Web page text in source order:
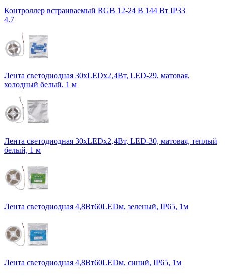
Контроллер встраиваемый RGB 12-24 В 144 Вт IP33
4.7
Лента светодиодная 30xLEDx2,4Вт, LED-29, матовая,
холодный белый, 1 м
Лента светодиодная 30xLEDx2,4Вт, LED-30, матовая, теплый
белый, 1 м
Лента светодиодная 4,8Вт60LEDм, зеленый, IP65, 1м
Лента светодиодная 4,8Вт60LEDм, синий, IP65, 1м